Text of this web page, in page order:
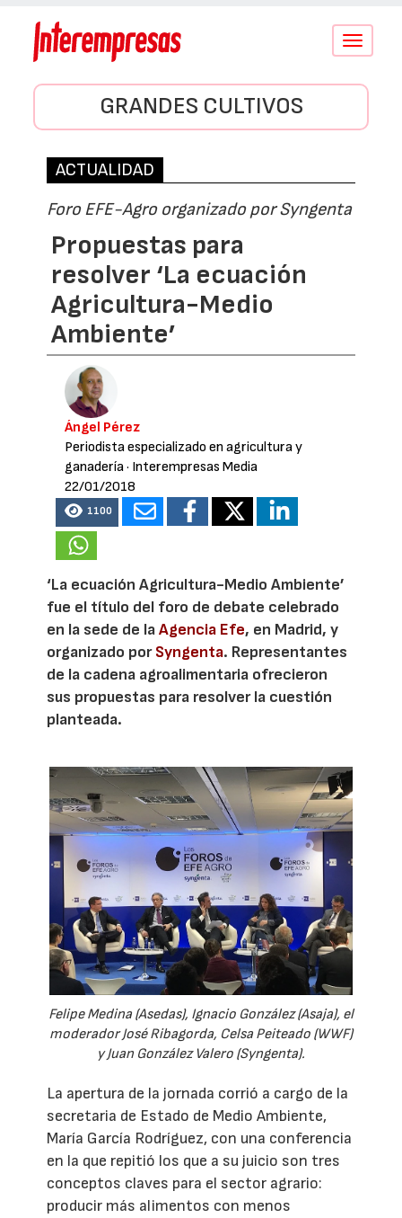
Conmutar
GRANDES CULTIVOS
ACTUALIDAD
Foro EFE-Agro organizado por Syngenta
Propuestas para
resolver ‘La ecuación
Agricultura-Medio
Ambiente’
Ángel Pérez
Periodista especializado en agricultura y
ganadería· Interempresas Media
22/01/2018
1100
‘La ecuación Agricultura-Medio Ambiente’
fue el título del foro de debate celebrado
en la sede de laAgencia Efe, en Madrid, y
organizado porSyngenta. Representantes
de la cadena agroalimentaria ofrecieron
sus propuestas para resolver la cuestión
planteada.
Felipe Medina (Asedas), Ignacio González (Asaja), el
moderador José Ribagorda, Celsa Peiteado (WWF)
y Juan González Valero (Syngenta).
La apertura de la jornada corrió a cargo de la
secretaria de Estado de Medio Ambiente,
María García Rodríguez, con una conferencia
en la que repitió los que a su juicio son tres
conceptos claves para el sector agrario:
producir más alimentos con menos